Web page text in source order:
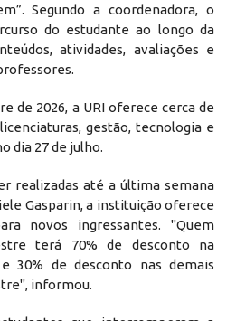
Segundo a coordenadora, o
do estudante ao longo da
atividades, avaliações e
de 2026, a URI oferece cerca de
gestão, tecnologia e
dia 27 de julho.
realizadas até a última semana
Gasparin, a instituição oferece
novos ingressantes. "Quem
terá 70% de desconto na
30% de desconto nas demais
informou.